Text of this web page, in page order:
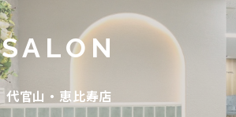
SALON
代官山・恵比寿店